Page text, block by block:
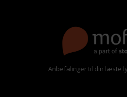
Anbefalinger til din læste